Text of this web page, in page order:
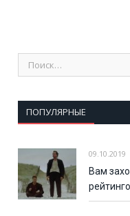
ПОПУЛЯРНЫЕ
09.10.2019
Вам